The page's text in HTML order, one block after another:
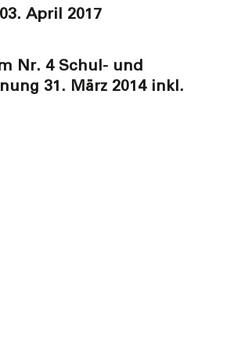
April 2017
Nr. 4 Schul- und
31. März 2014 inkl.